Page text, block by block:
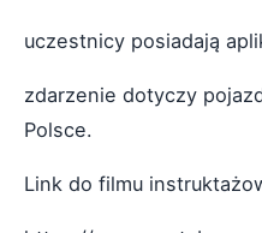
uczestnicy posiadają
zdarzenie dotyczy
Polsce.
Link do filmu